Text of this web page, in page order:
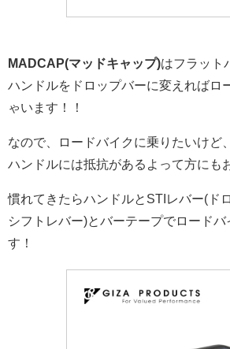
MADCAP(マッドキャップ)はフラット
ハンドルをドロップバーに変えればロ
ゃいます！！
なので、ロードバイクに乗りたいけど
ハンドルには抵抗があるよって方にも
慣れてきたらハンドルとSTIレバー(ド
シフトレバー)とバーテープでロードバ
す！